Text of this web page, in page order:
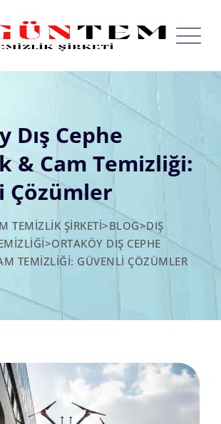
Dış Cephe
& Cam Temizliği:
Çözümler
TEMIZLIK ŞIRKETI>BLOG>DIŞ
>ORTAKÖY DIŞ CEPHE
TEMIZLIĞI: GÜVENLI ÇÖZÜMLER